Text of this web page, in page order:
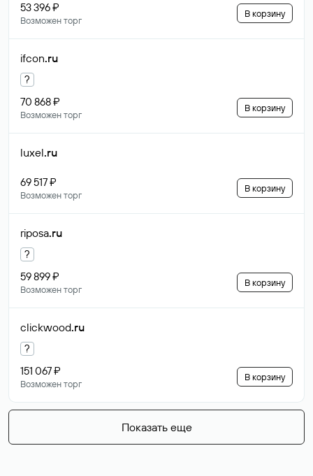
53 396 ₽
Возможен торг
В корзину
ifcon.ru
?
70 868 ₽
Возможен торг
В корзину
luxel.ru
69 517 ₽
Возможен торг
В корзину
riposa.ru
?
59 899 ₽
Возможен торг
В корзину
clickwood.ru
?
151 067 ₽
Возможен торг
В корзину
Показать еще